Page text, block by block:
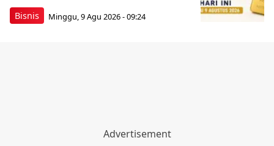
Bisnis Minggu, 9 Agu 2026 - 09:24